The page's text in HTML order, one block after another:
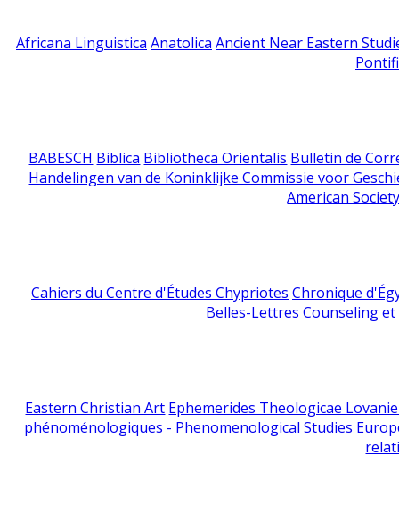
Africana Linguistica Anatolica Ancient Near Eastern
BABESCH Biblica Bibliotheca Orientalis Bulletin de
Handelingen van de Koninklijke Commissie voor
American
Cahiers du Centre d'Études Chypriotes Chronique
Belles-Lettres Counseling
Eastern Christian Art Ephemerides Theologicae
phénoménologiques - Phenomenological Studies